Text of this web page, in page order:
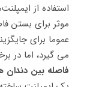
استفاده از
موثر برای بستن
عموما برای
می گیرد، اما در
فاصله بین دندان